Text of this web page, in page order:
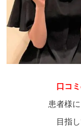
口コ
患者様
目指